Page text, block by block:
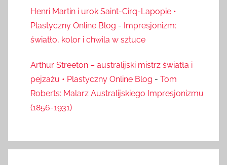
Henri Martin i urok Saint-Cirq-Lapopie •
Plastyczny Online Blog - Impresjonizm:
światło, kolor i chwila w sztuce
Arthur Streeton – australijski mistrz światła i
pejzażu • Plastyczny Online Blog - Tom
Roberts: Malarz Australijskiego Impresjonizmu
(1856-1931)